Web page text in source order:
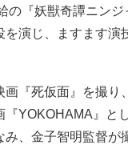
『妖獣奇譚ニンジ
演じ、ますます演
『死仮面』を撮り
YOKOHAMA』と
、金子智明監督が